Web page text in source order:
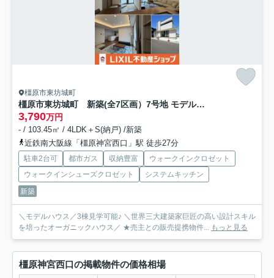
橿原市東坊城町
橿原市東坊城町 新築(全7区画）7号地 モデルハウス
3,790万円
- / 103.45㎡ / 4LDK＋S(納戸) /新築
近鉄南大阪線「橿原神宮西口」駅 徒歩27分
駐車2台可 都市ガス 収納豊富
ウォークインクロゼット
ウォークインシューズクロゼット
システムキッチン
新築
＼モデルハウス／3棟見学可能♪ ＼世界三大建築家巨匠の高い設計スキル
を培ったオーガニックハウス／ ★売主との販売提携物件... もっと見る
橿原神宮西口の掲載物件の価格相場